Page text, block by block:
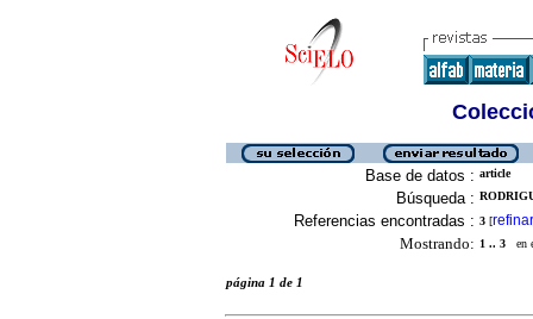
Base de datos : article
Búsqueda :
Referencias encontradas : 3 [refinar
Mostrando: 1 .. 3 en
página 1 de 1